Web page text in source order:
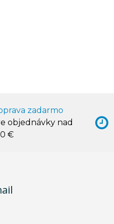
zadarmo
objednávky nad
€